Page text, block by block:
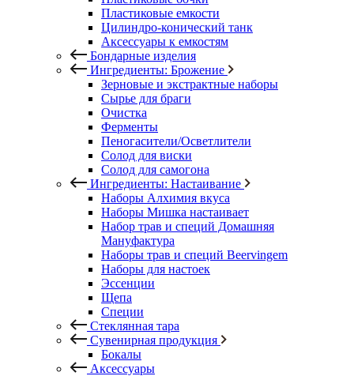
Пластиковые емкости
Цилиндро-конический танк
Аксессуары к емкостям
Бондарные изделия
Ингредиенты: Брожение
Зерновые и экстрактные наборы
Сырье для браги
Очистка
Ферменты
Пеногасители/Осветлители
Солод для виски
Солод для самогона
Ингредиенты: Настаивание
Наборы Алхимия вкуса
Наборы Мишка настаивает
Набор трав и специй Домашняя
Мануфактура
Наборы трав и специй Beervingem
Наборы для настоек
Эссенции
Щепа
Специи
Стеклянная тара
Сувенирная продукция
Бокалы
Аксессуары